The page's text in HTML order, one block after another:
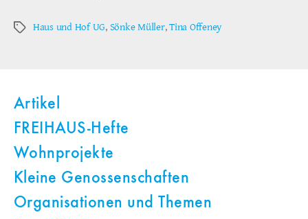
Schlagwörter
Haus und Hof UG, Sönke Müller,Tina Offeney
Artikel
FREIHAUS-Hefte
Wohnprojekte
Kleine Genossenschaften
Organisationen und Themen